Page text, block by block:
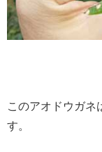
このアオドウガネ
す。